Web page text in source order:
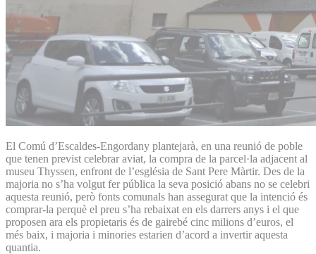
El Comú d’Escaldes-Engordany plantejarà, en una reunió de poble
que tenen previst celebrar aviat, la compra de la parcel·la adjacent al
museu Thyssen, enfront de l’església de Sant Pere Màrtir. Des de la
majoria no s’ha volgut fer pública la seva posició abans no se celebri
aquesta reunió, però fonts comunals han assegurat que la intenció és
comprar-la perquè el preu s’ha rebaixat en els darrers anys i el que
proposen ara els propietaris és de gairebé cinc milions d’euros, el
més baix, i majoria i minories estarien d’acord a invertir aquesta
quantia.